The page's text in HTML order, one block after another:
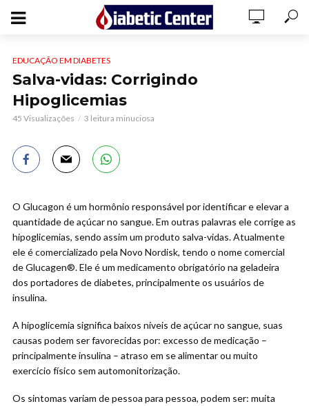
EDUCAÇÃO EM DIABETES
Salva-vidas: Corrigindo
Hipoglicemias
45 Visualizações 3 leitura minuciosa
O Glucagon é um hormônio responsável por identificar e elevar a
quantidade de açúcar no sangue. Em outras palavras ele corrige as
hipoglicemias, sendo assim um produto salva-vidas. Atualmente
ele é comercializado pela Novo Nordisk, tendo o nome comercial
de Glucagen®. Ele é um medicamento obrigatório na geladeira
dos portadores de diabetes, principalmente os usuários de
insulina.
A hipoglicemia significa baixos níveis de açúcar no sangue, suas
causas podem ser favorecidas por: excesso de medicação –
principalmente insulina – atraso em se alimentar ou muito
exercício físico sem automonitorização.
Os sintomas variam de pessoa para pessoa, podem ser: muita